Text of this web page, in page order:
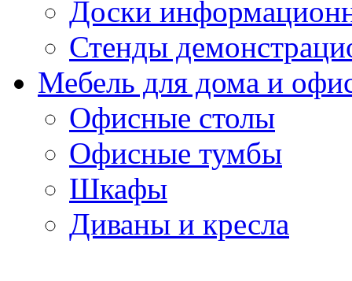
Доски
Стенды
Мебель для дома и
Офисные столы
Офисные тумбы
Шкафы
Диваны и кресла